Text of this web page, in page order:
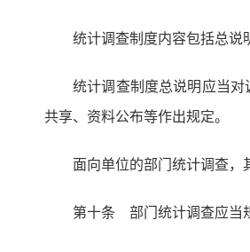
统计调查制度内容包括总
统计调查制度总说明应当
共享、资料公布等作出规定。
面向单位的部门统计调查
第十条 部门统计调查应当